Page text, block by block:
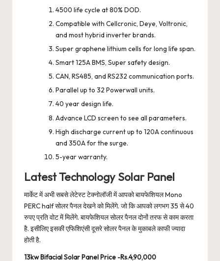
4500 life cycle at 80% DOD.
Compatible with Cellcronic, Deye, Voltronic,
and most hybrid inverter brands.
Super graphene lithium cells for long life span.
Smart 125A BMS, Super safety design.
CAN, RS485, and RS232 communication ports.
Parallel up to 32 Powerwall units.
40 year design life.
Advance LCD screen to see all parameters.
High discharge current up to 120A continuous
and 350A for the surge.
5-year warranty.
Latest Technology Solar Panel
मार्केट में अभी सबसे लेटेस्ट टेक्नोलॉजी में आपको बायफेशियल Mono
PERC half सोलर पैनल देखने को मिलेंगे. जो कि आपको लगभग 35 से 40
रुपए प्रति वोट में मिलेंगे. बायफेशियल सोलर पैनल दोनों तरफ से काम करता
है. इसीलिए इसकी एफिशिएंसी दूसरे सोलर पैनल के मुकाबले काफी ज्यादा
होती है.
13kw Bifacial Solar Panel Price -Rs.4,90,000